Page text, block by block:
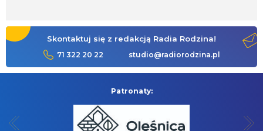
Skontaktuj się z redakcją Radia Rodzina!
71 322 20 22 studio@radiorodzina.pl
Patronaty: